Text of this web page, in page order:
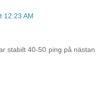
12:23 AM
stabilt 40-50 ping på nästan